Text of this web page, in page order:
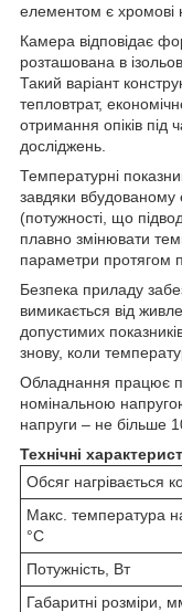
елементом є хромові
Камера відповідає
розташована в
Такий варіант
тепловтрат,
отримання опіків
досліджень.
Температурні
завдяки вбудованому
(потужності, що
плавно змінювати
параметри протягом
Безпека приладу
вимикається від
допустимих
знову, коли
Обладнання працює
номінальною
напруги – не більше
Технічні
Обсяг нагрівається
Макс. температура
°С
Потужність, Вт
Габаритні розміри,